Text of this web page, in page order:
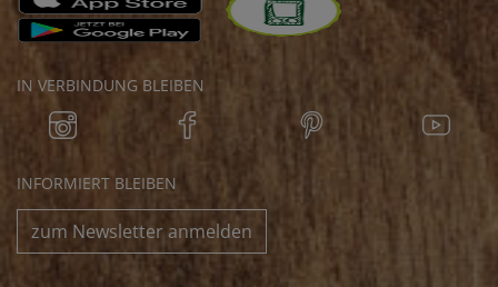
IN VERBINDUNG BLEIBEN
INFORMIERT BLEIBEN
zum Newsletter anmelden